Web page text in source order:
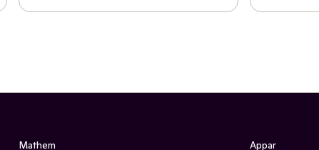
Mathem Appar